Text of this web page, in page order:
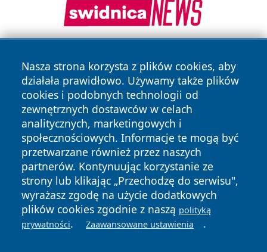
Nasza strona korzysta z plików cookies, aby
działała prawidłowo. Używamy także plików
cookies i podobnych technologii od
zewnętrznych dostawców w celach
analitycznych, marketingowych i
społecznościowych. Informacje te mogą być
przetwarzane również przez naszych
partnerów. Kontynuując korzystanie ze
strony lub klikając „Przechodzę do serwisu",
wyrażasz zgodę na użycie dodatkowych
plików cookies zgodnie z naszą polityką
prywatności. Zaawansowane ustawienia .
Copyright © 2026 faktybytom.pl Wszystkie prawa zastrzeżone.
News Autorzy
Polityka
Prywatności
Polityka
Cookies